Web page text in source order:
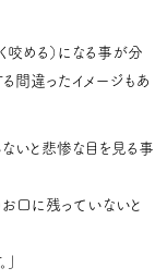
咬める）になる事が分
間違ったイメージもあ
いと悲惨な目を見る事
口に残っていないと